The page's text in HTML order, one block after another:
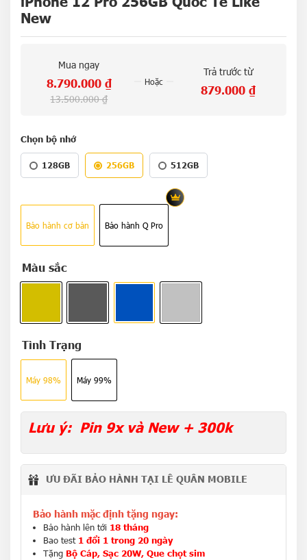
New
Mua ngay
13.500.000₫
8.790.000 ₫ Hoặc
Trả trước từ
879.000 ₫
Chọn bộ nhớ
128GB 256GB 512GB
Bảo hành cơ bản Bảo hành Q Pro
Màu sắc
Tình Trạng
Máy 98% Máy 99%
Lưu ý: Pin 9x và New + 300k
ƯU ĐÃI BẢO HÀNH TẠI LÊ QUÂN MOBILE
Bảo hành mặc định tặng ngay:
Bảo hành lên tới 18 tháng
Bao test 1 đổi 1 trong 20 ngày
Tặng Bộ Cáp, Sạc 20W, Que chọt sim